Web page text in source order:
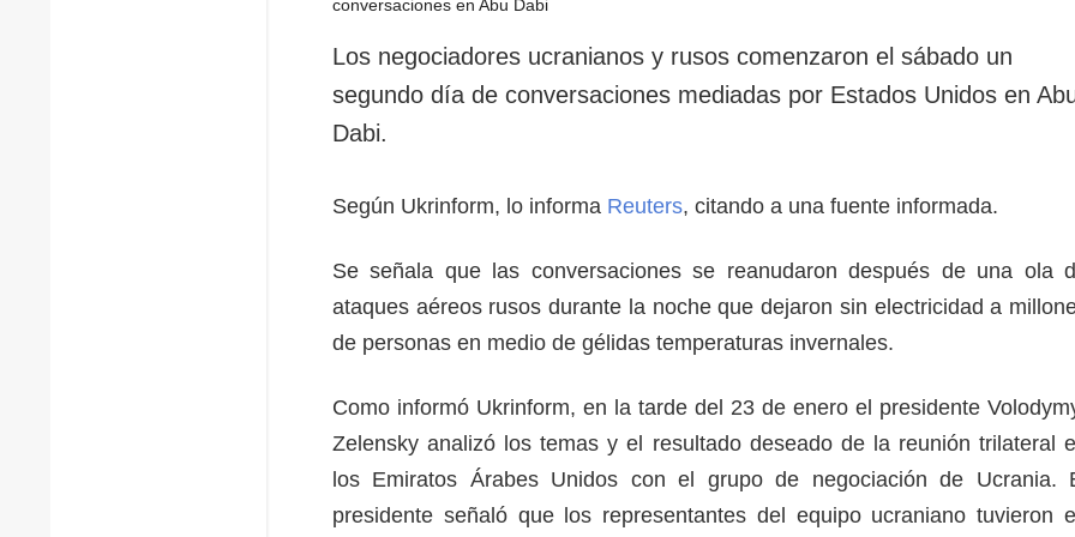
Los negociadores ucranianos y rusos comenzaron el sábado un
segundo día de conversaciones mediadas por Estados Unidos en
Dabi.
Según Ukrinform, lo informa Reuters, citando a una fuente informada.
Se señala que las conversaciones se reanudaron después de una ola
ataques aéreos rusos durante la noche que dejaron sin electricidad a
de personas en medio de gélidas temperaturas invernales.
Como informó Ukrinform, en la tarde del 23 de enero el presidente
Zelensky analizó los temas y el resultado deseado de la reunión trilateral
los Emiratos Árabes Unidos con el grupo de negociación de Ucrania.
presidente señaló que los representantes del equipo ucraniano tuvieron